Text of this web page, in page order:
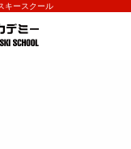
キースクール